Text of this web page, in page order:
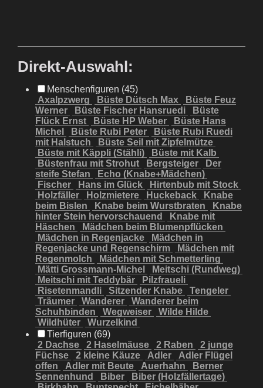
Direkt-Auswahl:
Menschenfiguren (45)
Axalpzwerg
Büste Dütsch Max
Büste Feuz
Werner
Büste Fischer Hansruedi
Büste
Flück Ernst
Büste HP Weber
Büste Hans
Michel
Büste Rubi Peter
Büste Rubi Ruedi
mit Halstuch
Büste Seil mit Zipfelmütze
Büste mit Käppli (Stähli)
Büste mit Kalb
Büstenfrau mit Strohut
Bergsteiger
Der
steife Stefan
Echo (Knabe+Mädchen)
Fischer
Hans im Glück
Hirtenbub mit Stock
Holzfäller
Holzmietere Huckeback
Knabe
beim Bislen
Knabe beim Wurstbraten
Knabe
hinter Stein hervorschauend
Knabe mit
Häschen
Mädchen beim Blumenpflücken
Mädchen in Regenjacke
Mädchen in
Regenjacke und Regenschirm
Mädchen mit
Regenmolch
Mädchen mit Schmetterling
Mätti Grossmann-Michel
Meitschi (Rundweg)
Meitschi mit Teddybär
Pilzfraueli
Risetenmandli
Sitzender Knabe
Tengeler
Träumer
Wanderer
Wanderer beim
Schuhbinden
Wegweiser
Wilde Hilde
Wildhüter
Wurzelkind
Tierfiguren (69)
2 Dachse
2 Haselmäuse 2 Raben
2 junge
Füchse
2 kleine Käuze Adler
Adler Flügel
offen
Adler mit Beute Auerhahn
Berner
Sennenhund
Biber
Biber (Holzfällertage)